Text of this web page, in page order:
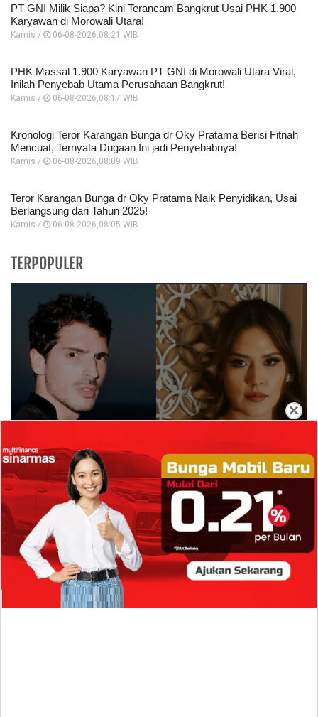
×
PT GNI Milik Siapa? Kini Terancam Bangkrut Usai PHK 1.900
Karyawan di Morowali Utara!
Kamis / 06-08-2026,08:21 WIB
PHK Massal 1.900 Karyawan PT GNI di Morowali Utara Viral,
Inilah Penyebab Utama Perusahaan Bangkrut!
Kamis / 06-08-2026,08:17 WIB
Kronologi Teror Karangan Bunga dr Oky Pratama Berisi Fitnah
Mencuat, Ternyata Dugaan Ini jadi Penyebabnya!
Kamis / 06-08-2026,08:09 WIB
Teror Karangan Bunga dr Oky Pratama Naik Penyidikan, Usai
Berlangsung dari Tahun 2025!
Kamis / 06-08-2026,08:05 WIB
TERPOPULER
Molinie Terkuak, Diduga jadi Isyarat Go
Publik?
Profil Biodata Mathis Molinié, Chef Prancis Pacar
Baru Raisa Andriana yang Kini Resmi Go Publik?
Sumber Penghasilan Asila Maisa Apa Saja? Dituding
Beli Barang Branded Pakai Uang Ayah yang Jadi
Wabup!